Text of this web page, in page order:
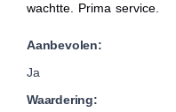
wachtte. Prima service.
Aanbevolen:
Ja
Waardering: